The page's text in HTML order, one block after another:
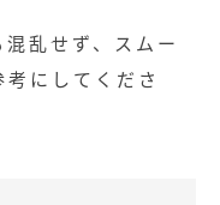
乱せず、スムー
にしてくださ